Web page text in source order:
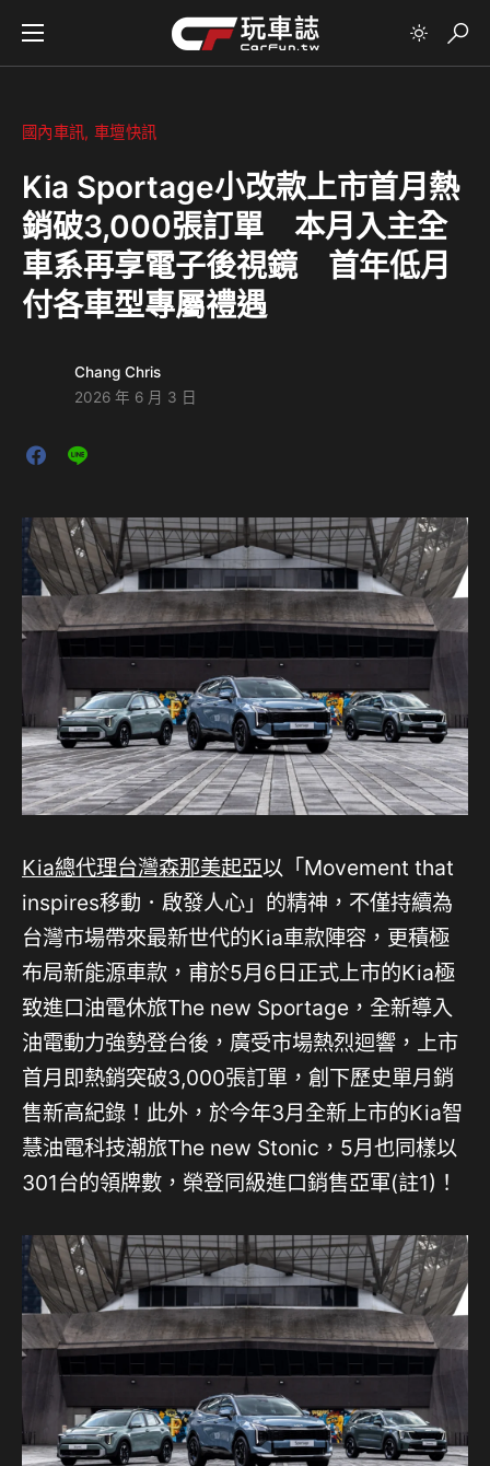
國內車訊 車壇快訊
Kia Sportage小改款上市首月熱
銷破3,000張訂單 本月入主全
車系再享電子後視鏡 首年低月
付各車型專屬禮遇
Chang Chris
2026 年 6 月 3 日
Kia總代理台灣森那美起亞以「Movement that
inspires移動．啟發人心」的精神，不僅持續為
台灣市場帶來最新世代的Kia車款陣容，更積極
布局新能源車款，甫於5月6日正式上市的Kia極
致進口油電休旅The new Sportage，全新導入
油電動力強勢登台後，廣受市場熱烈迴響，上市
首月即熱銷突破3,000張訂單，創下歷史單月銷
售新高紀錄！此外，於今年3月全新上市的Kia智
慧油電科技潮旅The new Stonic，5月也同樣以
301台的領牌數，榮登同級進口銷售亞軍(註1)！